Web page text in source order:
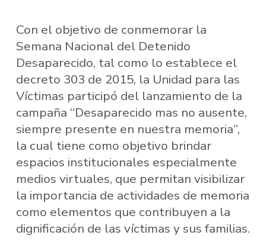
Con el objetivo de conmemorar la
Semana Nacional del Detenido
Desaparecido, tal como lo establece el
decreto 303 de 2015, la Unidad para las
Víctimas participó del lanzamiento de la
campaña “Desaparecido mas no ausente,
siempre presente en nuestra memoria”,
la cual tiene como objetivo brindar
espacios institucionales especialmente
medios virtuales, que permitan visibilizar
la importancia de actividades de memoria
como elementos que contribuyen a la
dignificación de las víctimas y sus familias.